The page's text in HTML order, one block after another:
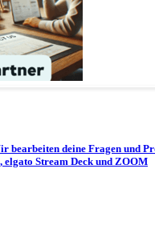
bearbeiten deine Fragen und
Stream Deck und ZOOM